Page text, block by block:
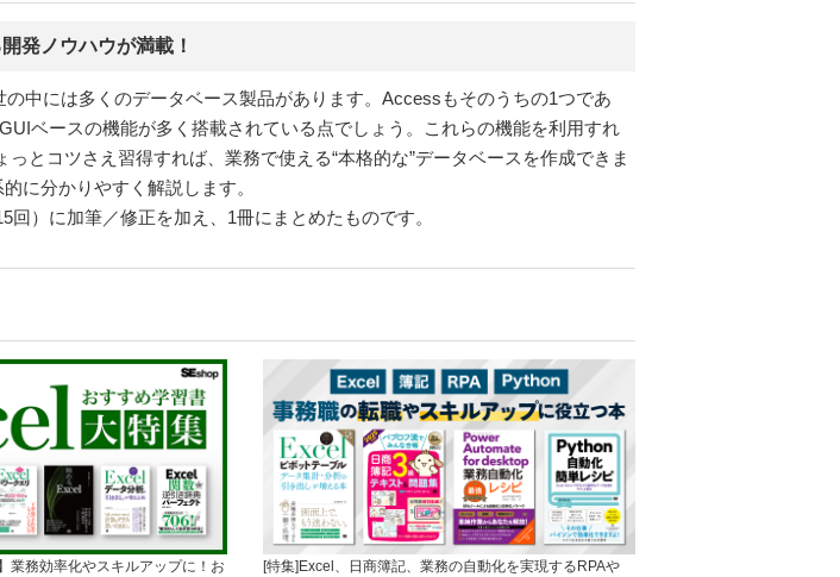
発ノウハウが満載！
中には多くのデータベース製品があります。Accessもそのうちの1つであ
ベースの機能が多く搭載されている点でしょう。これらの機能を利用すれ
とコツさえ習得すれば、業務で使える“本格的な”データベースを作成できま
に分かりやすく解説します。
）に加筆／修正を加え、1冊にまとめたものです。
業務効率化やスキルアップに！お
[特集]Excel、日商簿記、業務の自動化を実現するRPAや